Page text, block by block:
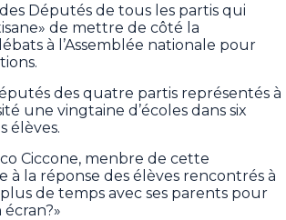
Députés de tous les partis qui
de mettre de côté la
à l’Assemblée nationale pour
des quatre partis représentés à
une vingtaine d’écoles dans six
élèves.
Ciccone, menbre de cette
à la réponse des élèves rencontrés à
de temps avec ses parents pour